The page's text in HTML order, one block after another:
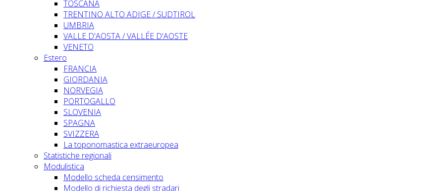
TOSCANA
TRENTINO ALTO ADIGE / SUDTIROL
UMBRIA
VALLE D'AOSTA / VALLÉE D'AOSTE
VENETO
Estero
FRANCIA
GIORDANIA
NORVEGIA
PORTOGALLO
SLOVENIA
SPAGNA
SVIZZERA
La toponomastica extraeuropea
Statistiche regionali
Modulistica
Modello scheda censimento
Modello di richiesta degli stradari